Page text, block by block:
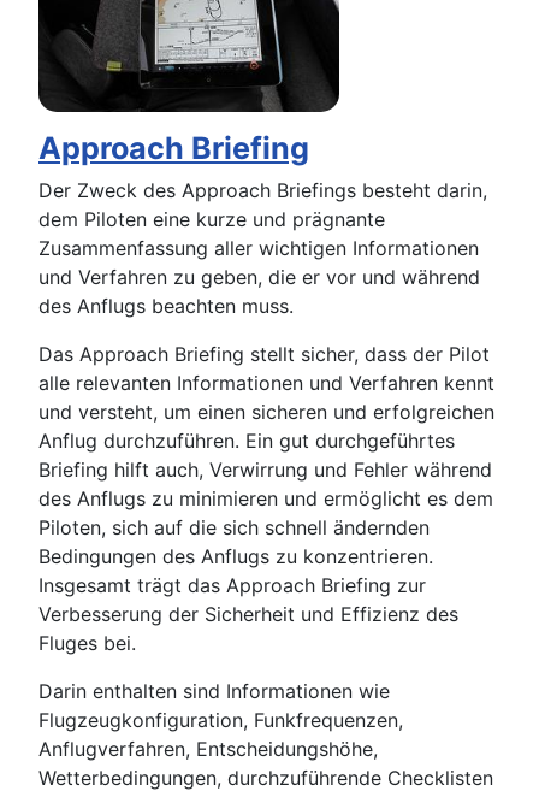
Approach Briefing
Der Zweck des Approach Briefings besteht darin,
dem Piloten eine kurze und prägnante
Zusammenfassung aller wichtigen Informationen
und Verfahren zu geben, die er vor und während
des Anflugs beachten muss.
Das Approach Briefing stellt sicher, dass der Pilot
alle relevanten Informationen und Verfahren kennt
und versteht, um einen sicheren und erfolgreichen
Anflug durchzuführen. Ein gut durchgeführtes
Briefing hilft auch, Verwirrung und Fehler während
des Anflugs zu minimieren und ermöglicht es dem
Piloten, sich auf die sich schnell ändernden
Bedingungen des Anflugs zu konzentrieren.
Insgesamt trägt das Approach Briefing zur
Verbesserung der Sicherheit und Effizienz des
Fluges bei.
Darin enthalten sind Informationen wie
Flugzeugkonfiguration, Funkfrequenzen,
Anflugverfahren, Entscheidungshöhe,
Wetterbedingungen, durchzuführende Checklisten